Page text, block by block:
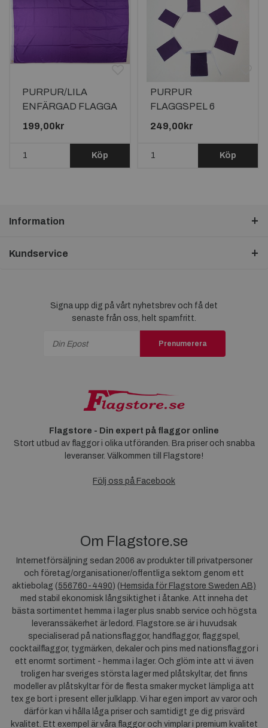
PURPUR/LILA
ENFÄRGAD FLAGGA
150X90CM
199,00kr
Köp
PURPUR
FLAGGSPEL 6
METER LÅNGT MED
249,00kr
Köp
Information
Kundservice
Signa upp dig på vårt nyhetsbrev och få det
senaste från oss, helt spamfritt.
Prenumerera
Flagstore - Din expert på flaggor online
Stort utbud av flaggor i olika utföranden. Bra priser och snabba
leveranser. Välkommen till Flagstore!
Följ oss på Facebook
Om Flagstore.se
Internetförsäljning sedan 2006 av produkter till privatpersoner
och företag/organisationer/offentliga sektorn genom ett
aktiebolag (556760-4490) ( Hemsida för Flagstore Sweden AB)
med stabil ekonomisk långsiktighet i åtanke. Att inneha det
bästa sortimentet hemma i lager plus snabb service och högsta
leveranssäkerhet är ledord. Flagstore.se är i huvudsak
specialiserad på nationsflaggor, handflaggor, flaggspel,
cocktailflaggor, tygmärken, dekaler och pins med nationsflaggor i
ett enormt sortiment - hemma i lager. Och glöm inte att vi även
troligen har sveriges största lager med plåtskyltar, det finns
modeller av plåtskyltar för de flesta smaker mycket lämpliga att
tex ge bort i present eller julklapp. Vi har egen import av varor och
därför kan vi hålla låga priser och samtidigt ge dig prisvärd
kvalitet. Ett exempel är våra flaggor och vimplar i premium kvalitet